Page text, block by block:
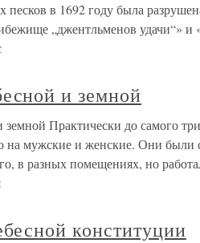
песков в 1692 году была
„джентльменов удачи“»
и земной
Практически до самого
на мужские и женские. Они
в разных помещениях, но
конституции